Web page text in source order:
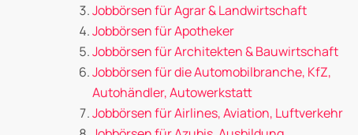
Jobbörsen für Agrar & Landwirtschaft
Jobbörsen für Apotheker
Jobbörsen für Architekten & Bauwirtschaft
Jobbörsen für die Automobilbranche, KfZ,
Autohändler, Autowerkstatt
Jobbörsen für Airlines, Aviation, Luftverkehr